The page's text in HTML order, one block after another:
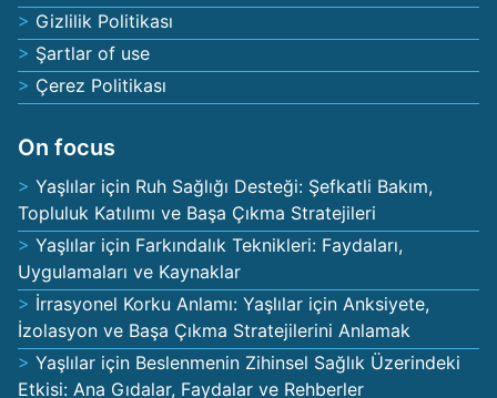
Gizlilik Politikası
Şartlar of use
Çerez Politikası
On focus
Yaşlılar için Ruh Sağlığı Desteği: Şefkatli Bakım,
Topluluk Katılımı ve Başa Çıkma Stratejileri
Yaşlılar için Farkındalık Teknikleri: Faydaları,
Uygulamaları ve Kaynaklar
İrrasyonel Korku Anlamı: Yaşlılar için Anksiyete,
İzolasyon ve Başa Çıkma Stratejilerini Anlamak
Yaşlılar için Beslenmenin Zihinsel Sağlık Üzerindeki
Etkisi: Ana Gıdalar, Faydalar ve Rehberler